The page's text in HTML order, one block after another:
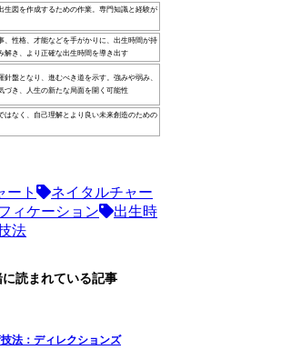
生図を作成するための作業。専門知識と経験が
、性格、才能などを手がかりに、出生時間が持
解き、より正確な出生時間を導き出す
針盤となり、進むべき道を示す。強みや弱み、
づき、人生の新たな局面を開く可能性
はなく、自己理解とより良い未来創造のための
ート
ネイタルチャー
ィケーション
出生時
法
読まれている記事
法：ディレクションズ